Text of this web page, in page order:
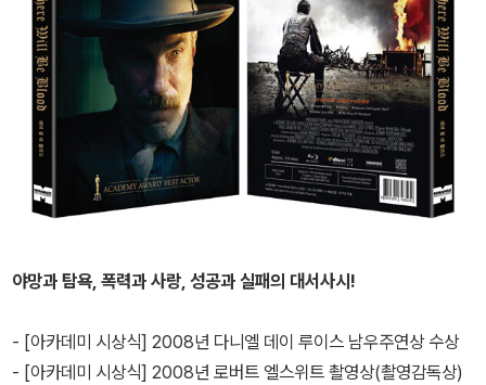
야망과 탐욕, 폭력과 사랑, 성공과 실패의 대서사시!
- [아카데미 시상식] 2008년 다니엘 데이 루이스 남우주연상 수상
- [아카데미 시상식] 2008년 로버트 엘스위트 촬영상(촬영감독상)